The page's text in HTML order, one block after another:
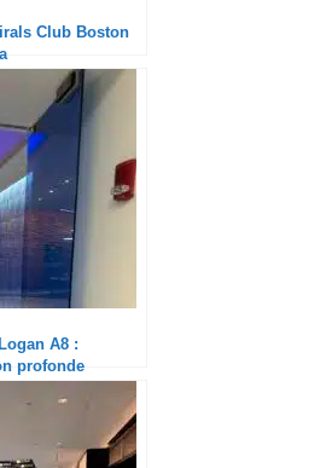
Club Boston
A8 :
profonde